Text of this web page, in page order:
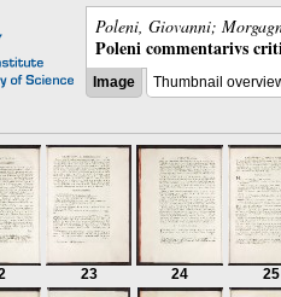
Poleni, Giovanni;
Poleni commentarivs
Image Thumbnail
23 24 25